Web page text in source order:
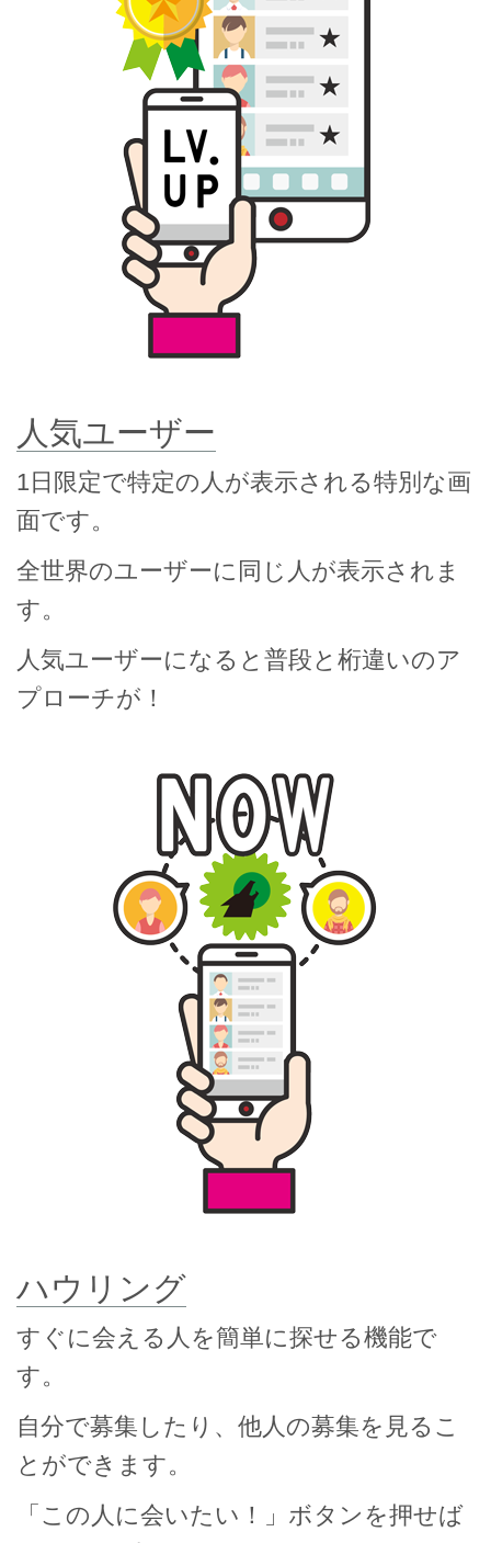
人気ユーザー
1日限定で特定の人が表示される特別な画
面です。
全世界のユーザーに同じ人が表示されま
す。
人気ユーザーになると普段と桁違いのア
プローチが！
ハウリング
すぐに会える人を簡単に探せる機能で
す。
自分で募集したり、他人の募集を見るこ
とができます。
「この人に会いたい！」ボタンを押せば